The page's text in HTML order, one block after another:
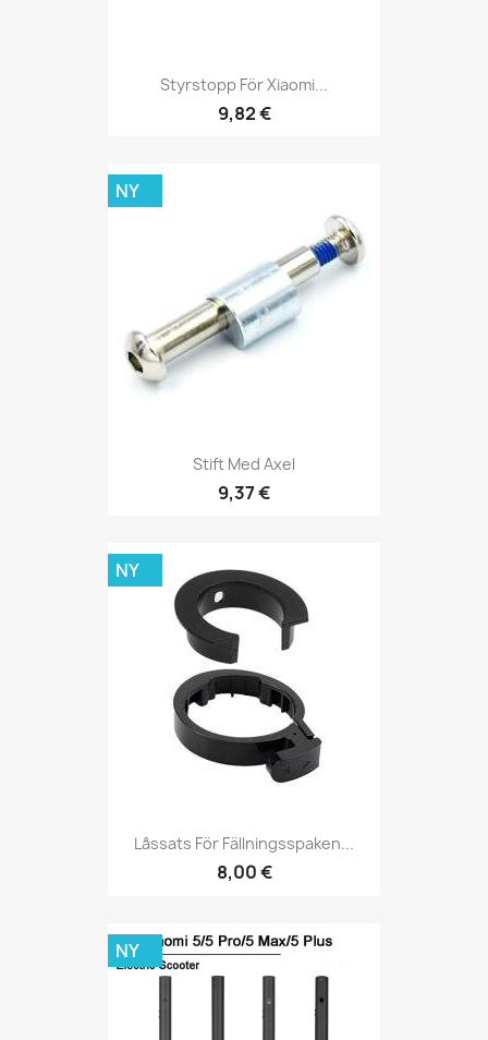
Styrstopp För Xiaomi...
9,82 €
Stift Med Axel
9,37 €
NY
Låssats För Fällningsspaken...
8,00 €
NY
NY